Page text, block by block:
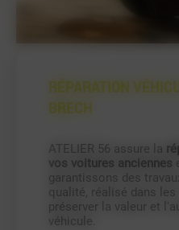
RÉPARATION
BRECH
ATELIER 56 assure la
vos voitures anciennes
garantissons des
qualité, réalisé dans
préserver la valeur et
véhicule.